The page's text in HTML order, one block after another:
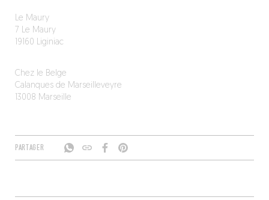
Le Maury
7 Le Maury
19160 Liginiac
Chez le Belge
Calanques de Marseilleveyre
13008 Marseille
PARTAGER